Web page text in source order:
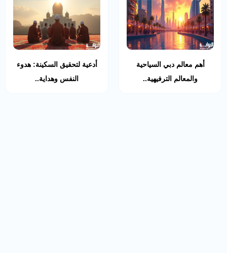
أهم معالم دبي السياحية
والمعالم الترفيهية..
أدعية لتحقيق السكينة: هدوء
النفس وهداية..